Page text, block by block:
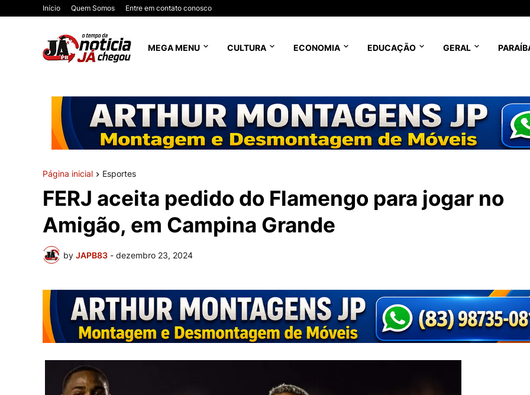
Início Quem Somos Entre em contato conosco
MEGA MENU CULTURA ECONOMIA EDUCAÇÃO GERAL
Página inicial Esportes
FERJ aceita pedido do Flamengo para jogar no
Amigão, em Campina Grande
by JAPB83 - dezembro 23, 2024